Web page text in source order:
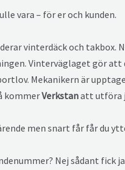
vara – för er och kunden.
vinterdäck och takbox.
Vinterväglaget gör att
Mekanikern är
kommerVerkstanatt utföra
men snart får får du
Nej sådant fick